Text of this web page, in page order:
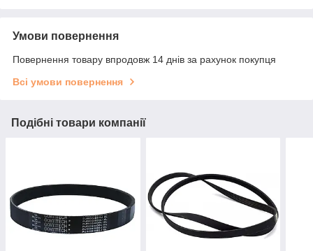
Умови повернення
Повернення товару впродовж 14 днів за рахунок покупця
Всі умови повернення
Подібні товари компанії